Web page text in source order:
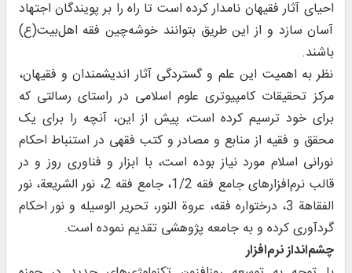
احیاى آثار فقیهان نامدار کرده است تا راه را بر پویندگان اجتهاد
آسان سازد و از این طریق بتوانند خوشه‌چین فقه اهل‌بیت(ع)
باشند.
نظر به اهمیت این علم و گستردگی آثار اندیشمندان و فقیهان،
مرکز تحقیقات کامپیوتری علوم اسلامی در راستای رسالتی که
برای خود ترسیم کرده است، پیش از این، آنچه را براى یک
محقق و فقیه از منابع و مصادر و کتب فقهى در استنباط احکام
نورانى اسلام مورد نیاز بوده است، با ابزار و فناورى روز و در
قالب نرم‌افزارهای جامع ‌فقه 1/2، جامع فقه 2، نور الشريعة، نور
الفقاهة 3، درختواره فقه، عروة النور، تحریر الوسیله و نور احکام
گردآورى کرده و به جامعه پژوهشى تقدیم نموده است.
چشم‌انداز نرم‌افزار